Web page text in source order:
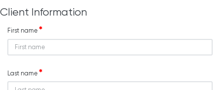
Client Information
First name
Last name